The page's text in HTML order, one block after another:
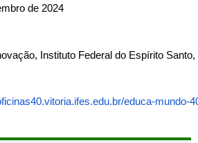
de 2024
Instituto Federal do Espírito
educa-mundo-